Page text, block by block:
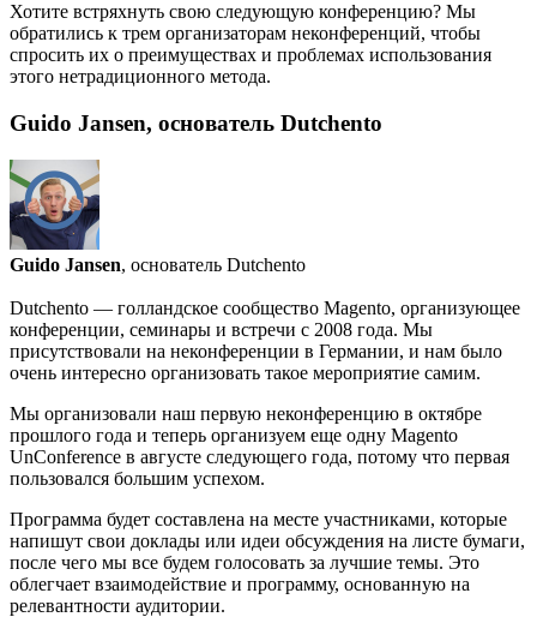
Хотите встряхнуть свою следующую конференцию? Мы
обратились к трем организаторам неконференций, чтобы
спросить их о преимуществах и проблемах использования
этого нетрадиционного метода.
Guido Jansen, основатель Dutchento
Guido Jansen, основатель Dutchento
Dutchento — голландское сообщество Magento, организующее
конференции, семинары и встречи с 2008 года. Мы
присутствовали на неконференции в Германии, и нам было
очень интересно организовать такое мероприятие самим.
Мы организовали наш первую неконференцию в октябре
прошлого года и теперь организуем еще одну Magento
UnConference в августе следующего года, потому что первая
пользовался большим успехом.
Программа будет составлена на месте участниками, которые
напишут свои доклады или идеи обсуждения на листе бумаги,
после чего мы все будем голосовать за лучшие темы. Это
облегчает взаимодействие и программу, основанную на
релевантности аудитории.